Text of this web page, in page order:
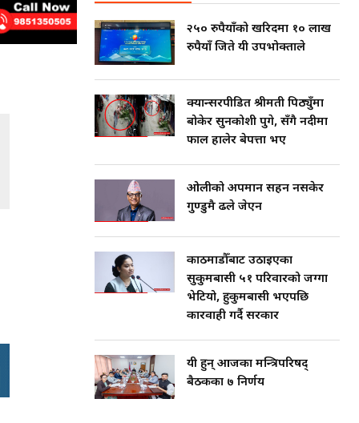
२५० रुपैयाँको खरिदमा १० लाख
रुपैयाँ जिते यी उपभोक्ताले
क्यान्सरपीडित श्रीमती पिठ्युँमा
बोकेर सुनकोशी पुगे, सँगै नदीमा
फाल हालेर बेपत्ता भए
ओलीको अपमान सहन नसकेर
गुण्डुमै ढले जेएन
काठमाडौँबाट उठाइएका
सुकुमबासी ५१ परिवारको जग्गा
भेटियो, हुकुमबासी भएपछि
कारवाही गर्दै सरकार
यी हुन् आजका मन्त्रिपरिषद्
बैठकका ७ निर्णय